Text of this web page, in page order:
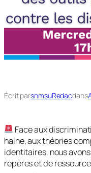
Écrit parsnmsuRedacdans
Face aux
haine, aux théories
identitaires, nous
repères et de